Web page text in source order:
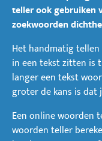
teller ook gebruiken
zoekwoorden
Het handmatig
in een tekst zitten is
langer een tekst
groter de kans is dat
Een online woorden
woorden teller